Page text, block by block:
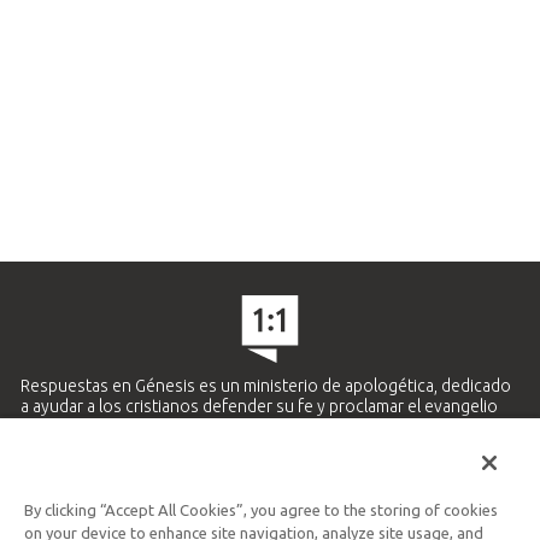
Respuestas en Génesis es un ministerio de apologética, dedicado
a ayudar a los cristianos defender su fe y proclamar el evangelio
Ministerio Hispano y Latinoamericano
By clicking “Accept All Cookies”, you agree to the storing of cookies
on your device to enhance site navigation, analyze site usage, and